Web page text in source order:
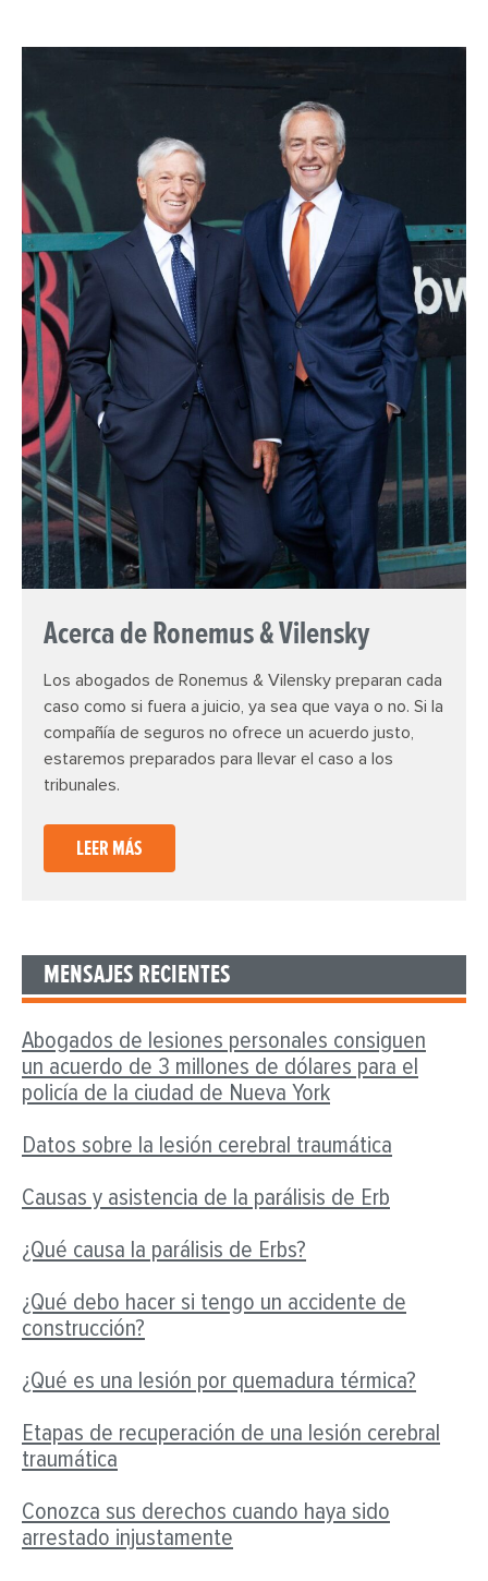
Acerca de Ronemus & Vilensky
Los abogados de Ronemus & Vilensky preparan cada
caso como si fuera a juicio, ya sea que vaya o no. Si la
compañía de seguros no ofrece un acuerdo justo,
estaremos preparados para llevar el caso a los
tribunales.
LEER MÁS
MENSAJES RECIENTES
Abogados de lesiones personales consiguen
un acuerdo de 3 millones de dólares para el
policía de la ciudad de Nueva York
Datos sobre la lesión cerebral traumática
Causas y asistencia de la parálisis de Erb
¿Qué causa la parálisis de Erbs?
¿Qué debo hacer si tengo un accidente de
construcción?
¿Qué es una lesión por quemadura térmica?
Etapas de recuperación de una lesión cerebral
traumática
Conozca sus derechos cuando haya sido
arrestado injustamente